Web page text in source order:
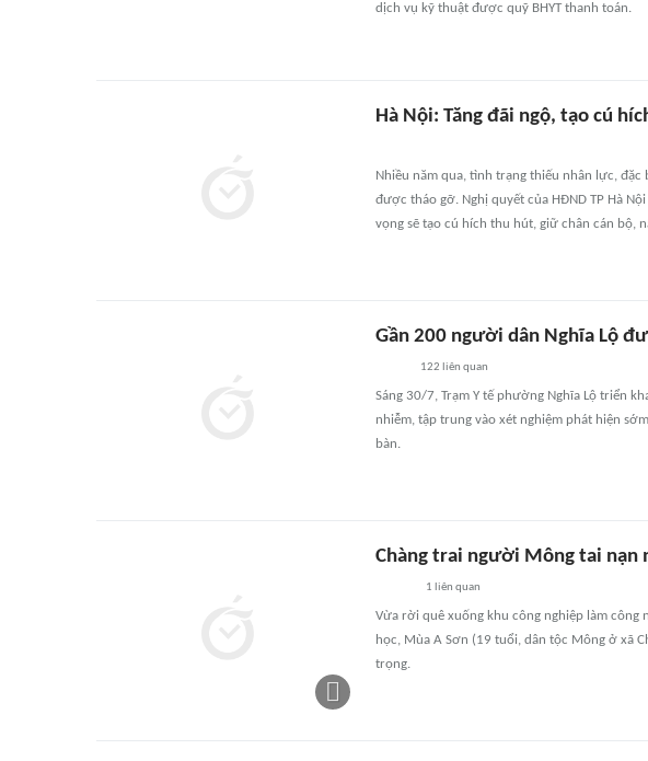
dịch vụ kỹ thuật được quỹ BHYT thanh toán.
Hà Nội: Tăng đãi ngộ, tạo cú
Nhiều năm qua, tình trạng thiếu nhân lực,
được tháo gỡ. Nghị quyết của HĐND TP Hà
vọng sẽ tạo cú hích thu hút, giữ chân cán bộ,
Gần 200 người dân Nghĩa Lộ
122 liên quan
Sáng 30/7, Trạm Y tế phường Nghĩa Lộ triển
nhiễm, tập trung vào xét nghiệm phát hiện
bàn.
Chàng trai người Mông tai nạn
1 liên quan
Vừa rời quê xuống khu công nghiệp làm công
học, Mùa A Sơn (19 tuổi, dân tộc Mông ở xã
trọng.